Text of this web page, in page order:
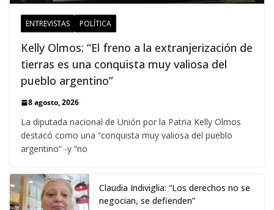
ENTREVISTAS POLÍTICA
Kelly Olmos: “El freno a la extranjerización de
tierras es una conquista muy valiosa del
pueblo argentino”
8 agosto, 2026
La diputada nacional de Unión por la Patria Kelly Olmos
destacó como una “conquista muy valiosa del pueblo
argentino” -y “no
Claudia Indiviglia: “Los derechos no se
negocian, se defienden”